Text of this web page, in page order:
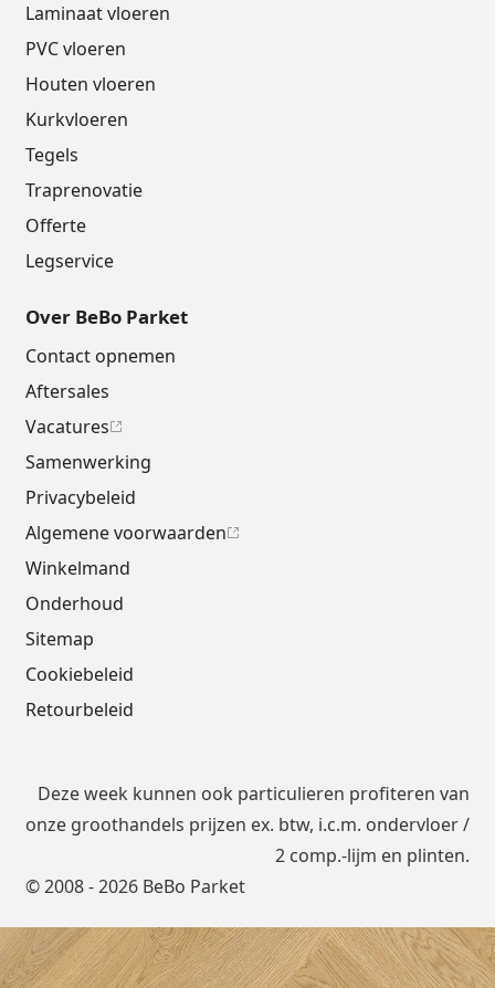
Laminaat vloeren
PVC vloeren
Houten vloeren
Kurkvloeren
Tegels
Traprenovatie
Offerte
Legservice
Over BeBo Parket
Contact opnemen
Aftersales
Vacatures
Samenwerking
Privacybeleid
Algemene voorwaarden
Winkelmand
Onderhoud
Sitemap
Cookiebeleid
Retourbeleid
© 2008 - 2026 BeBo Parket
Deze week kunnen ook particulieren profiteren van
onze groothandels prijzen ex. btw, i.c.m. ondervloer/
2 comp.-lijm en plinten.